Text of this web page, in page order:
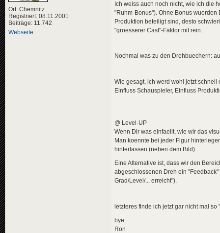
Ort: Chemnitz
Registriert: 08.11.2001
Beiträge: 11.742
Webseite
Ich weiss auch noch nicht, wie ich die
"Ruhm-Bonus"). Ohne Bonus
Produktion beteiligt sind, desto
"groesserer Cast"-Faktor mit rein.
Nochmal was zu den Drehbuechern:
Wie gesagt, ich werd wohl jetzt
Einfluss Schauspieler, Einfluss
@ Level-UP
Wenn Dir was einfaellt, wie wir das
Man koennte bei jeder Figur
hinterlassen (neben dem Bild).
Eine Alternative ist, dass wir den
abgeschlossenen Dreh ein
Grad/Level/... erreicht").
letzteres finde ich jetzt gar nicht mal so
bye
Ron